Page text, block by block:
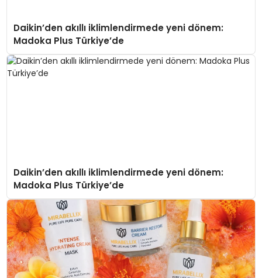
Daikin’den akıllı iklimlendirmede yeni dönem:
Madoka Plus Türkiye’de
Daikin’den akıllı iklimlendirmede yeni dönem:
Madoka Plus Türkiye’de